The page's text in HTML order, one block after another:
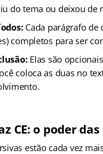
do tema ou deixou de
Cada parágrafo
completos para ser
Elas são
coloca as duas no
CE: o poder
estão cada vez